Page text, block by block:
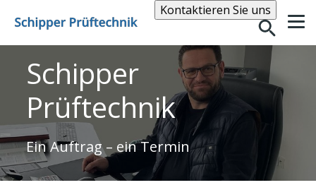
Kontaktieren Sie unsSuche
Schipper
Prüftechnik
Ein Auftrag – ein Termin